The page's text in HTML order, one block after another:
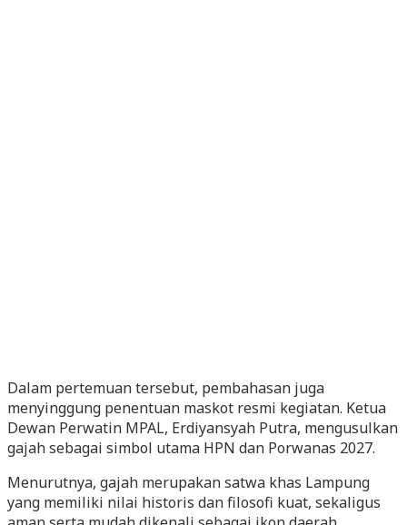
Dalam pertemuan tersebut, pembahasan juga
menyinggung penentuan maskot resmi kegiatan. Ketua
Dewan Perwatin MPAL, Erdiyansyah Putra, mengusulkan
gajah sebagai simbol utama HPN dan Porwanas 2027.
Menurutnya, gajah merupakan satwa khas Lampung
yang memiliki nilai historis dan filosofi kuat, sekaligus